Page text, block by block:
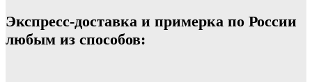
Экспресс-доставка и примерка по России
любым из способов: